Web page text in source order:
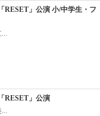
RESET」公演 小/中学生・フ
RESET」公演